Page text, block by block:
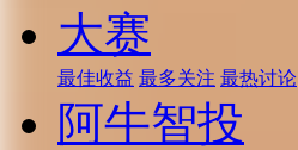
大赛
最佳收益 最多关注 最热讨论
阿牛智投